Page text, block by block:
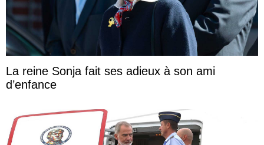
La reine Sonja fait ses adieux à son ami
d’enfance